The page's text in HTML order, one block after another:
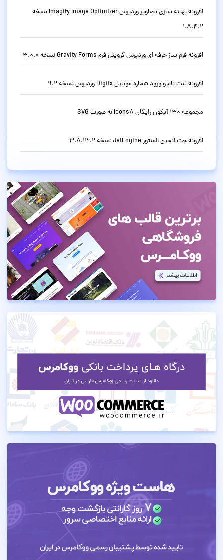
افزونه بهینه سازی تصاویر وردپرس Imagify Image Optimizer نسخه
1.8.4.2
افزونه فرم ساز حرفه ای وردپرس گرویتی فرم Gravity Forms نسخه 3.0.0
افزونه ثبت نام و ورود شماره موبایل Digits وردپرس نسخه 9.2
مجموعه 130 آیکون رایگان Icons8 به صورت SVG
افزونه جت انجین المنتور JetEngine نسخه 3.8.13.2